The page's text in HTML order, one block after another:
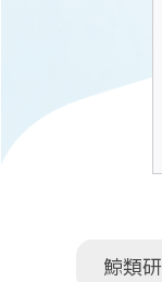
鯨類